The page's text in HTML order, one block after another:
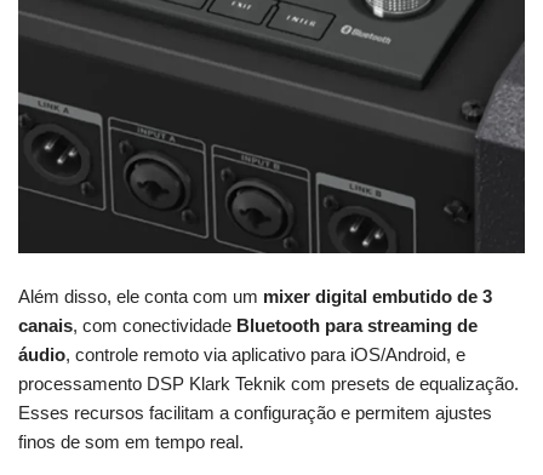
Além disso, ele conta com um mixer digital embutido de 3
canais, com conectividade Bluetooth para streaming de
áudio, controle remoto via aplicativo para iOS/Android, e
processamento DSP Klark Teknik com presets de equalização.
Esses recursos facilitam a configuração e permitem ajustes
finos de som em tempo real.